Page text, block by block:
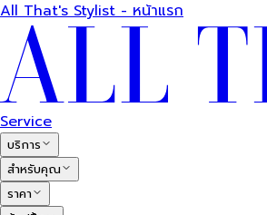
All That's Stylist - หน้าแรก
Service
บริการ
สำหรับคุณ
ราคา